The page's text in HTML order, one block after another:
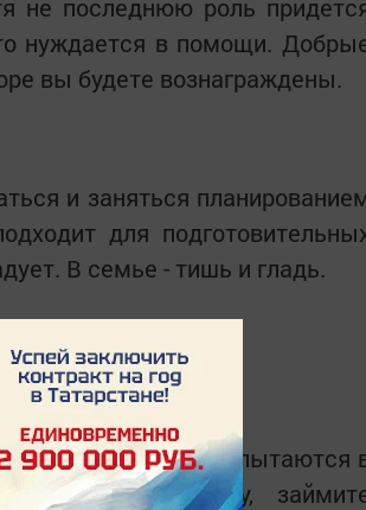
не последнюю роль
нуждается в помощи.
вы будете вознаграждены.
и заняться
для
В семье - тишь и гладь.
конфликты, и вас попытаются
чью-либо сторону,